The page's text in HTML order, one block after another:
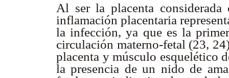
Al ser la placenta
inflamación placentaria
la infección, ya que es la
circulación materno-fetal (23,
placenta y músculo esquelético
la presencia de un nido de